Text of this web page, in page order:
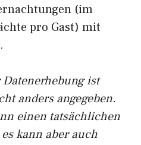
(im
pro Gast) mit
ist
anders angegeben.
einen tatsächlichen
kann aber auch